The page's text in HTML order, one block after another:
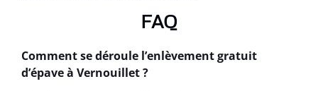
FAQ
Comment se déroule l’enlèvement gratuit
d’épave à Vernouillet ?